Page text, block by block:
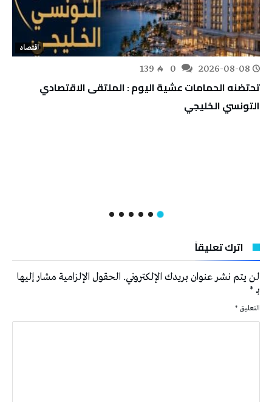
اقتصاد
2026-08-08
139
تحتضنه الحمامات عشية اليوم : الملتقى الاقتصادي
التونسي الخليجي
اترك تعليقاً
لن يتم نشر عنوان بريدك الإلكتروني. الحقول الإلزامية مشار إليها
بـ*
التعليق *